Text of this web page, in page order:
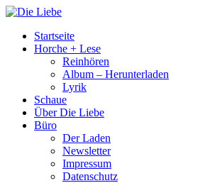
Startseite
Horche + Lese
Reinhören
Album – Herunterladen
Lyrik
Schaue
Über Die Liebe
Büro
Der Laden
Newsletter
Impressum
Datenschutz